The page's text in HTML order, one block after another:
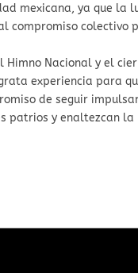
mexicana, ya que la
compromiso colectivo
Himno Nacional y el
experiencia para
de seguir
patrios y enaltezcan la